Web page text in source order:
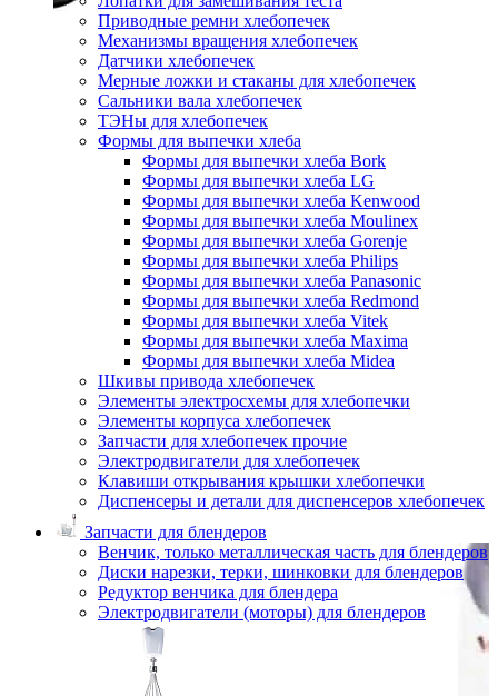
Приводные ремни хлебопечек
Механизмы вращения хлебопечек
Датчики хлебопечек
Мерные ложки и стаканы для хлебопечек
Сальники вала хлебопечек
ТЭНы для хлебопечек
Формы для выпечки хлеба
Формы для выпечки хлеба Bork
Формы для выпечки хлеба LG
Формы для выпечки хлеба Kenwood
Формы для выпечки хлеба Moulinex
Формы для выпечки хлеба Gorenje
Формы для выпечки хлеба Philips
Формы для выпечки хлеба Panasonic
Формы для выпечки хлеба Redmond
Формы для выпечки хлеба Vitek
Формы для выпечки хлеба Maxima
Формы для выпечки хлеба Midea
Шкивы привода хлебопечек
Элементы электросхемы для хлебопечки
Элементы корпуса хлебопечек
Запчасти для хлебопечек прочие
Электродвигатели для хлебопечек
Клавиши открывания крышки хлебопечки
Диспенсеры и детали для диспенсеров хлебопечек
Запчасти для блендеров
Венчик, только металлическая часть для блендеров
Диски нарезки, терки, шинковки для блендеров
Редуктор венчика для блендера
Электродвигатели (моторы) для блендеров